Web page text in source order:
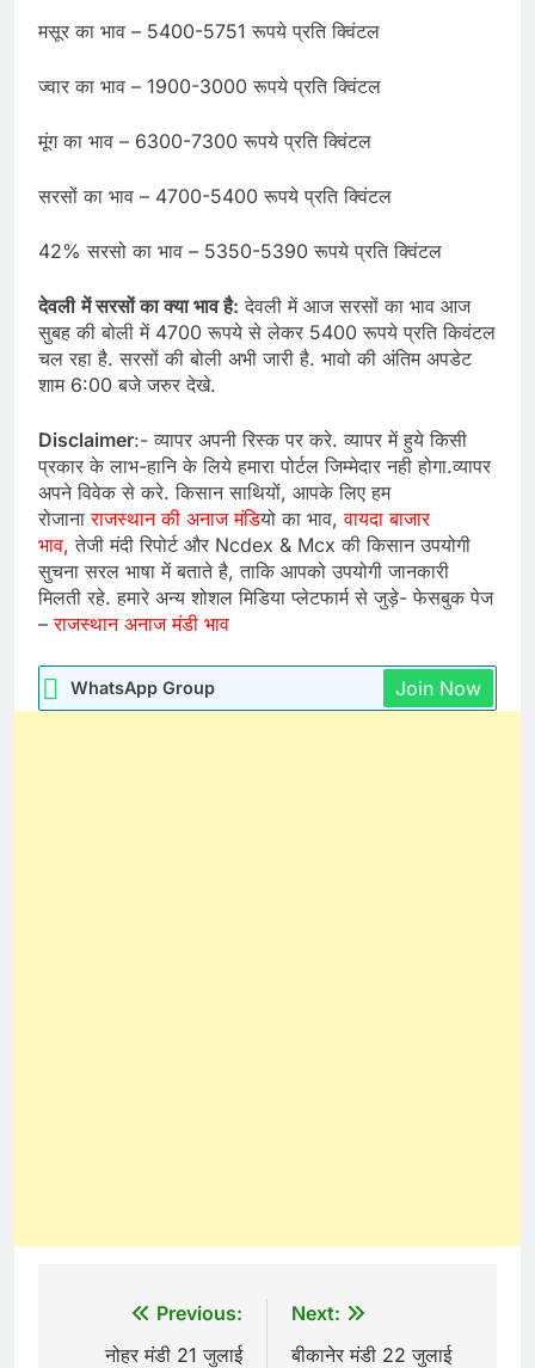
मसूर का भाव – 5400-5751 रूपये प्रति क्विंटल
ज्वार का भाव – 1900-3000 रूपये प्रति क्विंटल
मूंग का भाव – 6300-7300 रूपये प्रति क्विंटल
सरसों का भाव – 4700-5400 रूपये प्रति क्विंटल
42% सरसो का भाव – 5350-5390 रूपये प्रति क्विंटल
देवली में सरसों का क्या भाव है: देवली में आज सरसों का भाव आज
सुबह की बोली में 4700 रूपये से लेकर 5400 रूपये प्रति किवंटल
चल रहा है. सरसों की बोली अभी जारी है. भावो की अंतिम अपडेट
शाम 6:00 बजे जरुर देखे.
Disclaimer:- व्यापर अपनी रिस्क पर करे. व्यापर में हुये किसी
प्रकार के लाभ-हानि के लिये हमारा पोर्टल जिम्मेदार नही होगा.व्यापर
अपने विवेक से करे. किसान साथियों, आपके लिए हम
रोजानाराजस्थान की अनाज मंडियो का भाव, वायदा बाजार
भाव, तेजी मंदी रिपोर्ट और Ncdex & Mcx की किसान उपयोगी
सुचना सरल भाषा में बताते है, ताकि आपको उपयोगी जानकारी
मिलती रहे. हमारे अन्य शोशल मिडिया प्लेटफार्म से जुड़े- फेसबुक पेज
–राजस्थान अनाज मंडी भाव
WhatsApp Group Join Now
navigation
Previous:
नोहर मंडी 21 जुलाई
Next:
बीकानेर मंडी 22 जुलाई